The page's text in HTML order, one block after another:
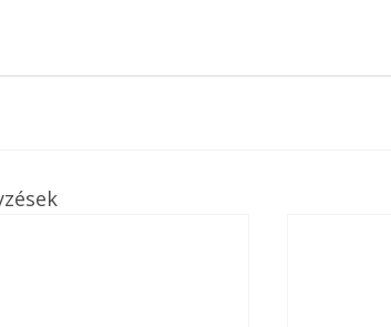
Old
új, megrendelhetők!